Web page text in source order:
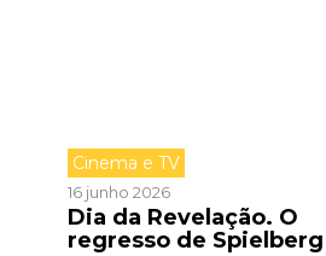
Cinema e TV
16 junho 2026
Dia da Revelação. O
regresso de